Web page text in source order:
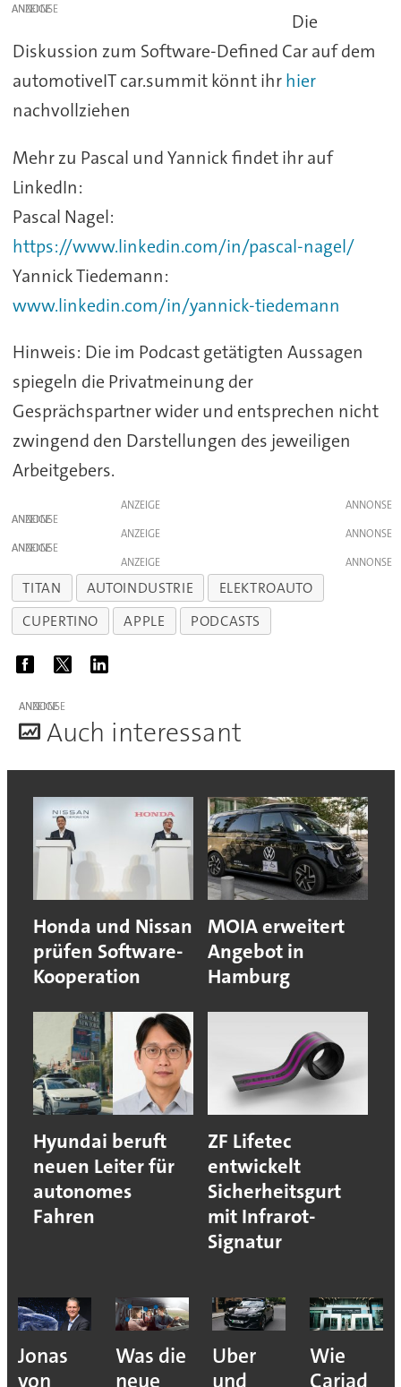
ANZEIGE
Die
Diskussion zum Software-Defined Car auf dem
automotiveIT car.summit könnt ihrhier
nachvollziehen
Mehr zu Pascal und Yannick findet ihr auf
LinkedIn:
Pascal Nagel:
https://www.linkedin.com/in/pascal-nagel/
Yannick Tiedemann:
www.linkedin.com/in/yannick-tiedemann
Hinweis: Die im Podcast getätigten Aussagen
spiegeln die Privatmeinung der
Gesprächspartner wider und entsprechen nicht
zwingend den Darstellungen des jeweiligen
Arbeitgebers.
ANZEIGE
ANZEIGE
ANZEIGE
ANZEIGE
ANZEIGE
TITAN AUTOINDUSTRIE
ELEKTROAUTO
CUPERTINO
APPLE PODCASTS
ANZEIGE
Auch interessant
Honda und Nissan
prüfen Software-
Kooperation
MOIA erweitert
Angebot in
Hamburg
Hyundai beruft
neuen Leiter für
autonomes
Fahren
ZF Lifetec
entwickelt
Sicherheitsgurt
mit Infrarot-
Signatur
Jonas
von
Was die
neue
Uber
und
Wie
Cariad